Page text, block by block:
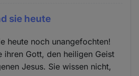
sie heute
heute noch unangefochten!
ihren Gott, den heiligen Geist
Jesus. Sie wissen nicht,